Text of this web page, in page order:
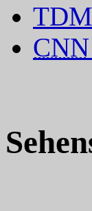
TDM
CNN